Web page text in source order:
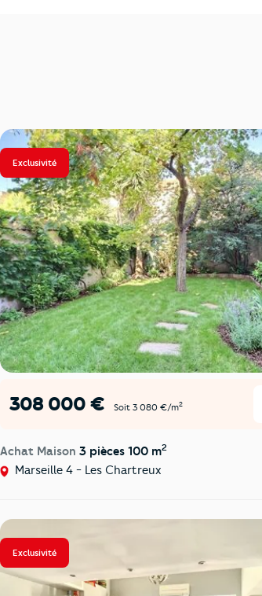
Exclusivité
308 000 € Soit 3 080 €/m2
Achat Maison 3 pièces 100 m2
Marseille 4 - Les Chartreux
Exclusivité